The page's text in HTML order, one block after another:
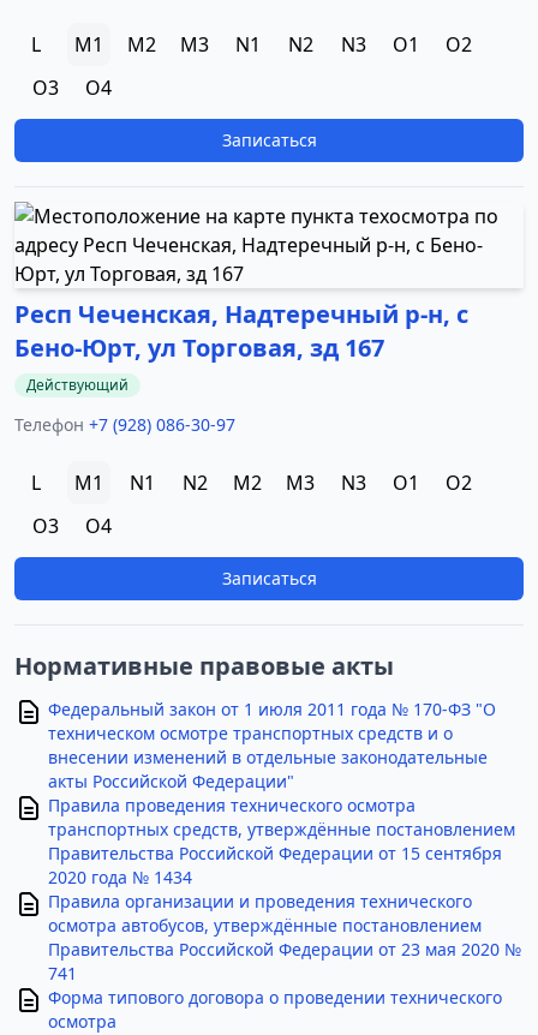
L M1 M2 M3 N1 N2 N3 O1
O2
O3
O4
Записаться
Респ Чеченская, Надтеречный р-н, с
Бено-Юрт, ул Торговая, зд 167
Действующий
Телефон +7 (928) 086-30-97
L M1 N1 N2 M2 M3 N3 O1
O2
O3
O4
Записаться
Нормативные правовые акты
Федеральный закон от 1 июля 2011 года № 170-ФЗ "О
техническом осмотре транспортных средств и о
внесении изменений в отдельные законодательные
акты Российской Федерации"
Правила проведения технического осмотра
транспортных средств, утверждённые постановлением
Правительства Российской Федерации от 15 сентября
2020 года № 1434
Правила организации и проведения технического
осмотра автобусов, утверждённые постановлением
Правительства Российской Федерации от 23 мая 2020 №
741
Форма типового договора о проведении технического
осмотра